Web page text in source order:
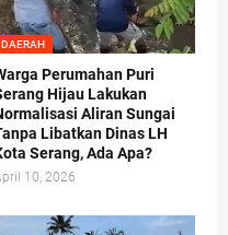
DAERAH
Perumahan Puri
Hijau Lakukan
Aliran Sungai
Libatkan Dinas LH
Serang, Ada Apa?
10, 2026